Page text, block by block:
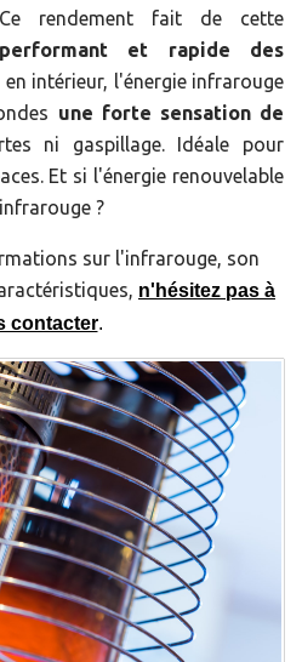
rendement fait de cette
et rapide des
en intérieur, l'énergie infrarouge
une forte sensation de
ni gaspillage. Idéale pour
Et si l'énergie renouvelable
?
sur l'infrarouge, son
n'hésitez pas à
contacter.